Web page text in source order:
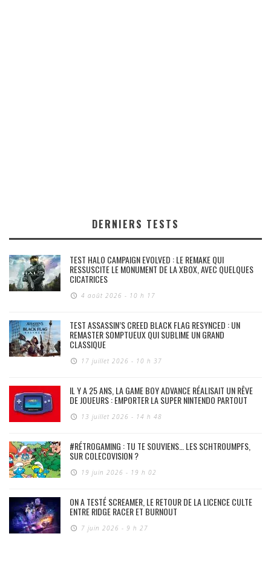
DERNIERS TESTS
TEST HALO CAMPAIGN EVOLVED : LE REMAKE QUI
RESSUSCITE LE MONUMENT DE LA XBOX, AVEC QUELQUES
CICATRICES
4 août 2026 - 10 h 17
TEST ASSASSIN’S CREED BLACK FLAG RESYNCED : UN
REMASTER SOMPTUEUX QUI SUBLIME UN GRAND
CLASSIQUE
17 juillet 2026 - 10 h 37
IL Y A 25 ANS, LA GAME BOY ADVANCE RÉALISAIT UN RÊVE
DE JOUEURS : EMPORTER LA SUPER NINTENDO PARTOUT
13 juillet 2026 - 14 h 48
#RÉTROGAMING : TU TE SOUVIENS… LES SCHTROUMPFS,
SUR COLECOVISION ?
19 juin 2026 - 19 h 02
ON A TESTÉ SCREAMER, LE RETOUR DE LA LICENCE CULTE
ENTRE RIDGE RACER ET BURNOUT
7 juin 2026 - 9 h 27